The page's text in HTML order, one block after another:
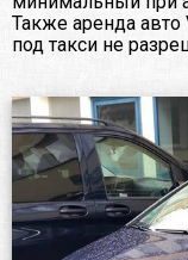
Также аренда авто
под такси не